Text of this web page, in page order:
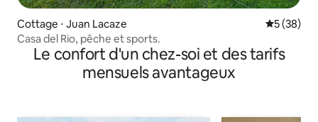
Cottage ⋅ Juan Lacaze
5 (38)
Casa del Rio, pêche et sports.
Le confort d'un chez-soi et des tarifs
mensuels avantageux